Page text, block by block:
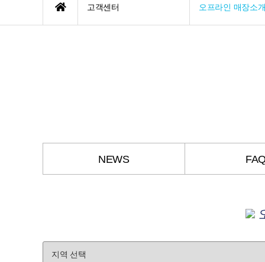
고객센터 오프라인 매장소
NEWS